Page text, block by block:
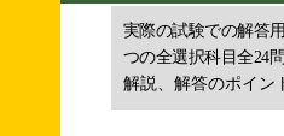
実際の試験での解答
つの全選択科目全24
解説、解答のポイン